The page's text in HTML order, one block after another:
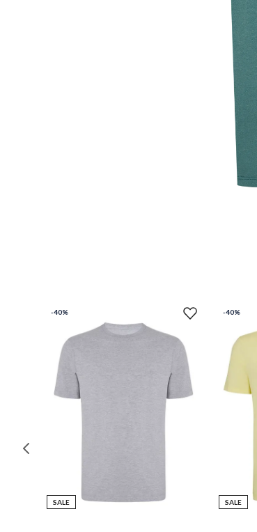
-40%
SALE
-40%
SALE